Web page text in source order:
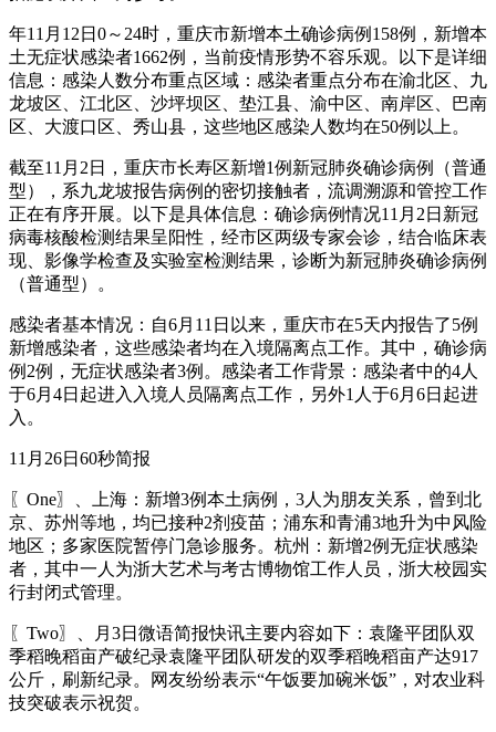
年11月12日0～24时，重庆市新增本土确诊病例158例，新增本
土无症状感染者1662例，当前疫情形势不容乐观。以下是详细
信息：感染人数分布重点区域：感染者重点分布在渝北区、九
龙坡区、江北区、沙坪坝区、垫江县、渝中区、南岸区、巴南
区、大渡口区、秀山县，这些地区感染人数均在50例以上。
截至11月2日，重庆市长寿区新增1例新冠肺炎确诊病例（普通
型），系九龙坡报告病例的密切接触者，流调溯源和管控工作
正在有序开展。以下是具体信息：确诊病例情况11月2日新冠
病毒核酸检测结果呈阳性，经市区两级专家会诊，结合临床表
现、影像学检查及实验室检测结果，诊断为新冠肺炎确诊病例
（普通型）。
感染者基本情况：自6月11日以来，重庆市在5天内报告了5例
新增感染者，这些感染者均在入境隔离点工作。其中，确诊病
例2例，无症状感染者3例。感染者工作背景：感染者中的4人
于6月4日起进入入境人员隔离点工作，另外1人于6月6日起进
入。
11月26日60秒简报
〖One〗、上海：新增3例本土病例，3人为朋友关系，曾到北
京、苏州等地，均已接种2剂疫苗；浦东和青浦3地升为中风险
地区；多家医院暂停门急诊服务。杭州：新增2例无症状感染
者，其中一人为浙大艺术与考古博物馆工作人员，浙大校园实
行封闭式管理。
〖Two〗、月3日微语简报快讯主要内容如下：袁隆平团队双
季稻晚稻亩产破纪录袁隆平团队研发的双季稻晚稻亩产达917
公斤，刷新纪录。网友纷纷表示“午饭要加碗米饭”，对农业科
技突破表示祝贺。